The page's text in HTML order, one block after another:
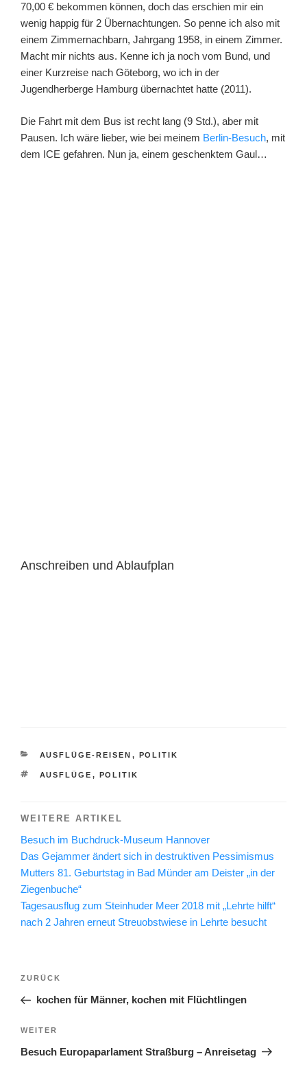
70,00 € bekommen können, doch das erschien mir ein
wenig happig für 2 Übernachtungen. So penne ich also mit
einem Zimmernachbarn, Jahrgang 1958, in einem Zimmer.
Macht mir nichts aus. Kenne ich ja noch vom Bund, und
einer Kurzreise nach Göteborg, wo ich in der
Jugendherberge Hamburg übernachtet hatte (2011).
Die Fahrt mit dem Bus ist recht lang (9 Std.), aber mit
Pausen. Ich wäre lieber, wie bei meinem Berlin-Besuch, mit
dem ICE gefahren. Nun ja, einem geschenktem Gaul…
Anschreiben und Ablaufplan
KATEGORIEN
AUSFLÜGE-REISEN , POLITIK
SCHLAGWÖRTER
AUSFLÜGE , POLITIK
WEITERE ARTIKEL
Besuch im Buchdruck-Museum Hannover
Das Gejammer ändert sich in destruktiven Pessimismus
Mutters 81. Geburtstag in Bad Münder am Deister „in der
Ziegenbuche“
Tagesausflug zum Steinhuder Meer 2018 mit „Lehrte hilft“
nach 2 Jahren erneut Streuobstwiese in Lehrte besucht
Beitragsnavigation
Vorheriger
Beitrag
ZURÜCK
kochen für Männer, kochen mit Flüchtlingen
Nächster
Beitrag
WEITER
Besuch Europaparlament Straßburg – Anreisetag